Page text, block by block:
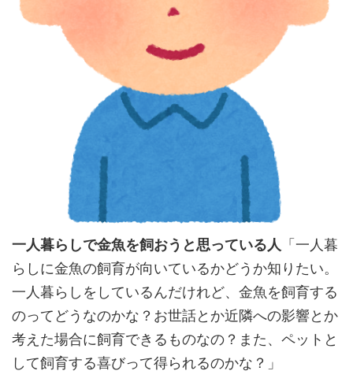
一人暮らしで金魚を飼おうと思っている人 「一人暮
らしに金魚の飼育が向いているかどうか知りたい。
一人暮らしをしているんだけれど、金魚を飼育する
のってどうなのかな？お世話とか近隣への影響とか
考えた場合に飼育できるものなの？また、ペットと
して飼育する喜びって得られるのかな？」